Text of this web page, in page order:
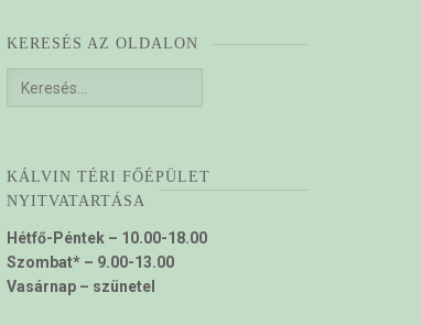
KERESÉS AZ OLDALON
Keresés:
KÁLVIN TÉRI FŐÉPÜLET
NYITVATARTÁSA
Hétfő-Péntek – 10.00-18.00
Szombat* – 9.00-13.00
Vasárnap – szünetel